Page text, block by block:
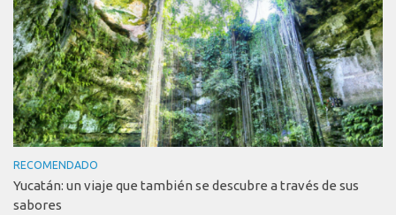
RECOMENDADO
Yucatán: un viaje que también se descubre a través de sus
sabores